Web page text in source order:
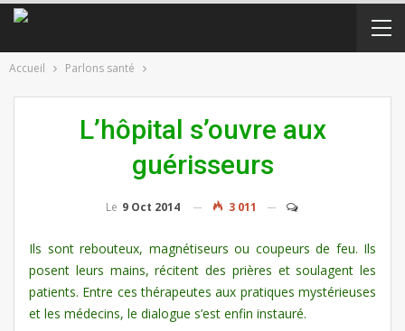
Accueil Parlons santé
L’hôpital s’ouvre aux
guérisseurs
Le 9 Oct 2014 3 011
Ils sont rebouteux, magnétiseurs ou coupeurs de feu. Ils
posent leurs mains, récitent des prières et soulagent les
patients. Entre ces thérapeutes aux pratiques mystérieuses
et les médecins, le dialogue s’est enfin instauré.